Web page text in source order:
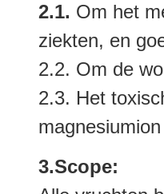
2.1. Om het
ziekten, en
2.2. Om de
2.3. Het
3.Scope: